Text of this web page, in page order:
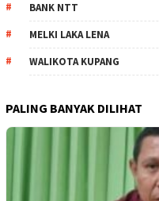
BANK NTT
MELKI LAKA LENA
WALIKOTA KUPANG
PALING BANYAK DILIHAT